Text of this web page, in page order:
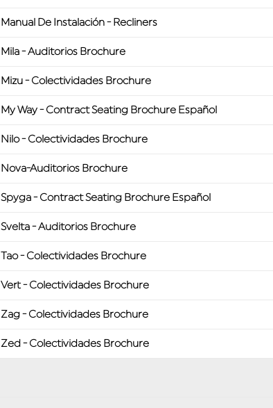
Manual De Instalación - Recliners
Mila - Auditorios Brochure
Mizu - Colectividades Brochure
My Way - Contract Seating Brochure Español
Nilo - Colectividades Brochure
Nova-Auditorios Brochure
Spyga - Contract Seating Brochure Español
Svelta - Auditorios Brochure
Tao - Colectividades Brochure
Vert - Colectividades Brochure
Zag - Colectividades Brochure
Zed - Colectividades Brochure